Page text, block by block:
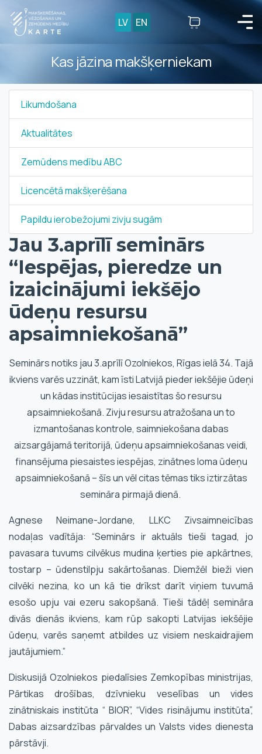
LV EN
Kas jāzina makšķerniekam
Likumdošana
Aktualitātes
Zemūdens medību ABC
Licencētā makšķerēšana
Papildu ierobežojumi zivju sugām
Jau 3.aprīlī seminārs
“Iespējas, pieredze un
izaicinājumi iekšējo
ūdeņu resursu
apsaimniekošanā”
Seminārs notiks jau 3.aprīlī Ozolniekos, Rīgas ielā 34. Tajā
ikviens varēs uzzināt, kam īsti Latvijā pieder iekšējie ūdeņi
un kādas institūcijas iesaistītas šo resursu
apsaimniekošanā. Zivju resursu atražošana un to
izmantošanas kontrole, saimniekošana dabas
aizsargājamā teritorijā, ūdeņu apsaimniekošanas veidi,
finansējuma piesaistes iespējas, zinātnes loma ūdeņu
apsaimniekošanā – šīs un vēl citas tēmas tiks iztirzātas
semināra pirmajā dienā.
Agnese Neimane-Jordane, LLKC Zivsaimneicības
nodaļas vadītāja: “Seminārs ir aktuāls tieši tagad, jo
pavasara tuvums cilvēkus mudina ķerties pie apkārtnes,
tostarp – ūdenstilpju sakārtošanas. Diemžēl bieži vien
cilvēki nezina, ko un kā tie drīkst darīt viņiem tuvumā
esošo upju vai ezeru sakopšanā. Tieši tādēļ semināra
divās dienās ikviens, kam rūp sakopti Latvijas iekšējie
ūdeņu, varēs saņemt atbildes uz visiem neskaidrajiem
jautājumiem.”
Diskusijā Ozolniekos piedalīsies Zemkopības ministrijas,
Pārtikas drošības, dzīvnieku veselības un vides
zinātniskais institūta “ BIOR”, “Vides risinājumu institūta”,
Dabas aizsardzības pārvaldes un Valsts vides dienesta
pārstāvji.